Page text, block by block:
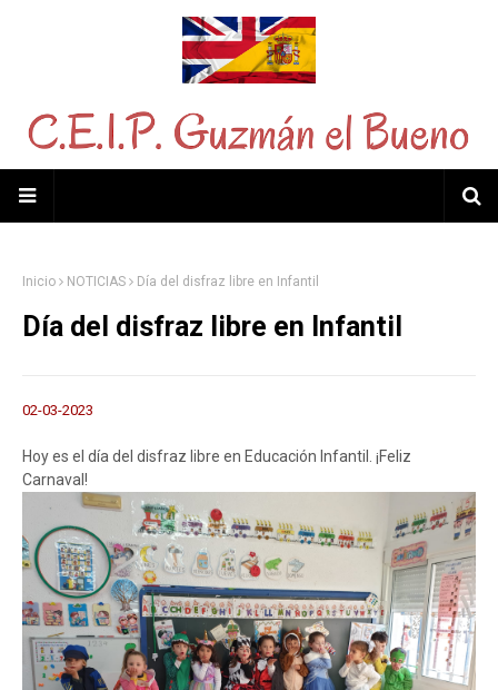
Inicio NOTICIAS Día del disfraz libre en Infantil
Día del disfraz libre en Infantil
02-03-2023
Hoy es el día del disfraz libre en Educación Infantil. ¡Feliz
Carnaval!